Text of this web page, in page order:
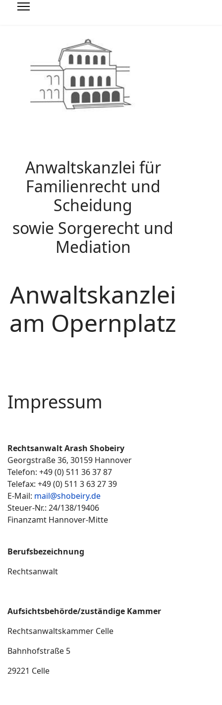
Anwaltskanzlei für
Familienrecht und
Scheidung
sowie Sorgerecht und
Mediation
Anwaltskanzlei
am Opernplatz
Impressum
Rechtsanwalt Arash Shobeiry
Georgstraße 36, 30159 Hannover
Telefon: +49 (0) 511 36 37 87
Telefax: +49 (0) 511 3 63 27 39
E-Mail: mail@shobeiry.de
Steuer-Nr.: 24/138/19406
Finanzamt Hannover-Mitte
Berufsbezeichnung
Rechtsanwalt
Aufsichtsbehörde/zuständige Kammer
Rechtsanwaltskammer Celle
Bahnhofstraße 5
29221 Celle